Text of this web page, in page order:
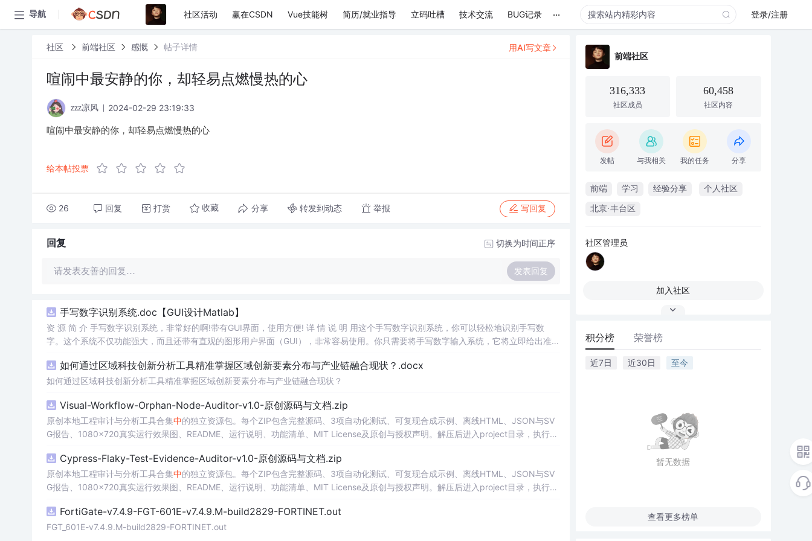
导航 社区活动 赢在CSDN Vue技能树 简历/就业指导 立码吐槽 技术交流 BUG记录 ... 登录/注册
社区 前端社区 感慨 帖子详情
喧闹中最安静的你，却轻易点燃慢热的心
zzz凉风 2024-02-29 23:19:33
喧闹中最安静的你，却轻易点燃慢热的心
给本帖投票
26 回复 打赏 收藏 分享 转发到动态 举报 写回复
用AI写文章
回复 切换为时间正序
请发表友善的回复… 发表回复
手写数字识别系统.doc【GUI设计Matlab】
资 源 简 介 手写数字识别系统，非常好的啊!带有GUI界面，使用方便! 详 情 说 明 用这个手写数字识别系统，你可以轻松地识别手写数
字。这个系统不仅功能强大，而且还带有直观的图形用户界面（GUI），非常容易使用。你只需要将手写数字输入系统，它将立即给出准确
便和实用的工具，你一定会喜欢它的！
如何通过区域科技创新分析工具精准掌握区域创新要素分布与产业链融合现状？.docx
如何通过区域科技创新分析工具精准掌握区域创新要素分布与产业链融合现状？
Visual-Workflow-Orphan-Node-Auditor-v1.0-原创源码与文档.zip
原创本地工程审计与分析工具合集中的独立资源包。每个ZIP包含完整源码、3项自动化测试、可复现合成示例、离线HTML、JSON与SV
G报告、1080×720真实运行效果图、README、运行说明、功能清单、MIT License及原创与授权声明。解压后进入project目录，执行np
源码、Logo、官方截图、论文、生产日志或其他受限素材。适合前端开发、AI应用工程、测试审计和课程实践。
Cypress-Flaky-Test-Evidence-Auditor-v1.0-原创源码与文档.zip
原创本地工程审计与分析工具合集中的独立资源包。每个ZIP包含完整源码、3项自动化测试、可复现合成示例、离线HTML、JSON与SV
G报告、1080×720真实运行效果图、README、运行说明、功能清单、MIT License及原创与授权声明。解压后进入project目录，执行np
源码、Logo、官方截图、论文、生产日志或其他受限素材。适合前端开发、AI应用工程、测试审计和课程实践。
FortiGate-v7.4.9-FGT-601E-v7.4.9.M-build2829-FORTINET.out
FGT_601E-v7.4.9.M-build2829-FORTINET.out
前端社区
316,333
社区成员
60,458
社区内容
发帖 与我相关 我的任务 分享
前端 学习 经验分享 个人社区
北京·丰台区
社区管理员
加入社区
积分榜 荣誉榜
近7日 近30日 至今
暂无数据
查看更多榜单